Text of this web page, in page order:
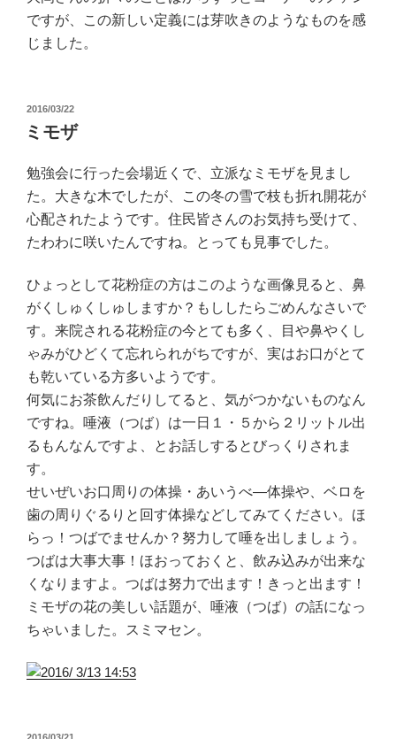
ですが、この新しい定義には芽吹きのようなものを感
じました。
投
稿
日:
2016/03/22
ミモザ
勉強会に行った会場近くで、立派なミモザを見まし
た。大きな木でしたが、この冬の雪で枝も折れ開花が
心配されたようです。住民皆さんのお気持ち受けて、
たわわに咲いたんですね。とっても見事でした。
ひょっとして花粉症の方はこのような画像見ると、鼻
がくしゅくしゅしますか？もししたらごめんなさいで
す。来院される花粉症の今とても多く、目や鼻やくし
ゃみがひどくて忘れられがちですが、実はお口がとて
も乾いている方多いようです。
何気にお茶飲んだりしてると、気がつかないものなん
ですね。唾液（つば）は一日１・５から２リットル出
るもんなんですよ、とお話しするとびっくりされま
す。
せいぜいお口周りの体操・あいうべ―体操や、ベロを
歯の周りぐるりと回す体操などしてみてください。ほ
らっ！つばでませんか？努力して唾を出しましょう。
つばは大事大事！ほおっておくと、飲み込みが出来な
くなりますよ。つばは努力で出ます！きっと出ます！
ミモザの花の美しい話題が、唾液（つば）の話になっ
ちゃいました。スミマセン。
投